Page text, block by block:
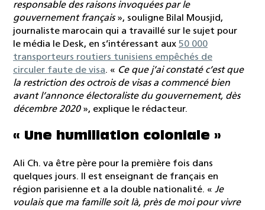
responsable des raisons invoquées par le
gouvernement français», souligne Bilal Mousjid,
journaliste marocain qui a travaillé sur le sujet pour
le média le Desk, en s’intéressant aux 50 000
transporteurs routiers tunisiens empêchés de
circuler faute de visa. « Ce que j’ai constaté c’est que
la restriction des octrois de visas a commencé bien
avant l’annonce électoraliste du gouvernement, dès
décembre 2020 », explique le rédacteur.
« Une humiliation coloniale »
Ali Ch. va être père pour la première fois dans
quelques jours. Il est enseignant de français en
région parisienne et a la double nationalité. « Je
voulais que ma famille soit là, près de moi pour vivre